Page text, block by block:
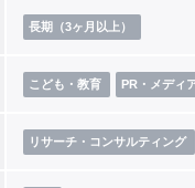
長期（3ヶ月以上）
こども・教育 PR・メディ
リサーチ・コンサルティング